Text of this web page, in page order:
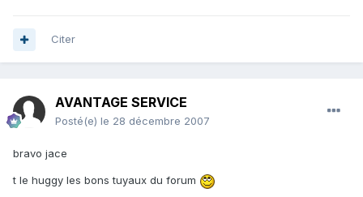
Citer
AVANTAGE SERVICE
Posté(e) le 28 décembre 2007
bravo jace
t le huggy les bons tuyaux du forum